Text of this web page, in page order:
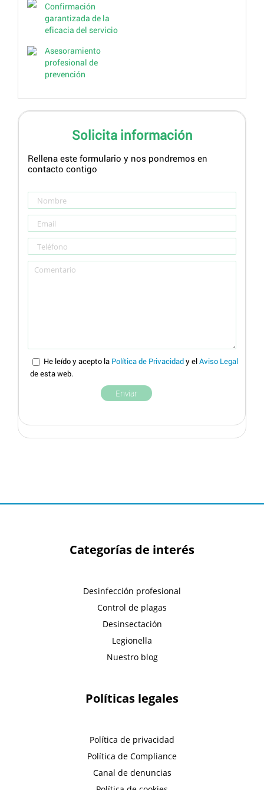
Confirmación
garantizada de la
eficacia del servicio
Asesoramiento
profesional de
prevención
Solicita información
Rellena este formulario y nos pondremos en
contacto contigo
He leído y acepto la Política de Privacidady elAviso Legal
de esta web.
Categorías de interés
Desinfección profesional
Control de plagas
Desinsectación
Legionella
Nuestro blog
Políticas legales
Política de privacidad
Política de Compliance
Canal de denuncias